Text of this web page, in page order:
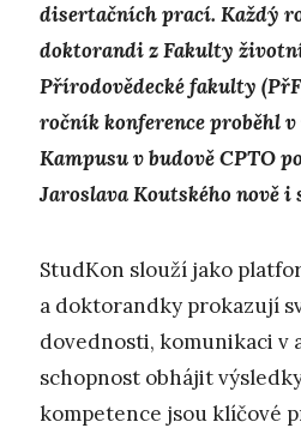
disertačních prací. Každý
doktorandi z Fakulty
Přírodovědecké fakulty
ročník konference proběhl
Kampusu v budově CPTO
Jaroslava Koutského nově
StudKon slouží jako
a doktorandky prokazují
dovednosti, komunikaci v
schopnost obhájit
kompetence jsou klíčové